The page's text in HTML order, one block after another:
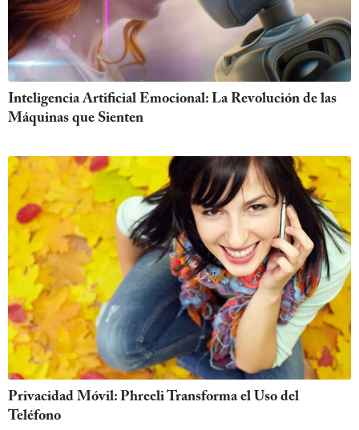
Inteligencia Artificial Emocional: La Revolución de las
Máquinas que Sienten
Privacidad Móvil: Phreeli Transforma el Uso del
Teléfono